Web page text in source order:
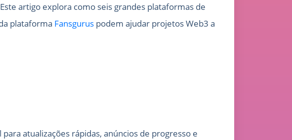
artigo explora como seis grandes plataformas de
plataforma Fansgurus podem ajudar projetos Web3 a
atualizações rápidas, anúncios de progresso e